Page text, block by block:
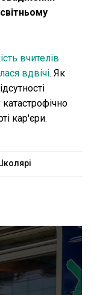
вчителів
вдвічі. Як
кар'єри.